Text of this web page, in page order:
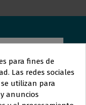
en
y ayudarle
más información
para fines de
Las redes sociales
utilizan para
anuncios